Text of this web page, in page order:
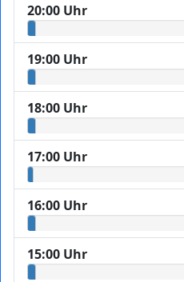
20:00 Uhr
19:00 Uhr
18:00 Uhr
17:00 Uhr
16:00 Uhr
15:00 Uhr